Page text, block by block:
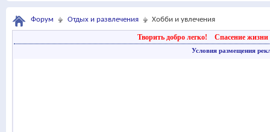
Форум Отдых и развлечения Хобби и увлечения
Творить добро легко! Спасение жизни
Условия размещения